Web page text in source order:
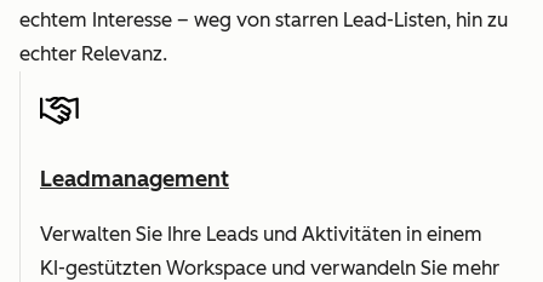
echtem Interesse – weg von starren Lead-Listen, hin zu
echter Relevanz.
Leadmanagement
Verwalten Sie Ihre Leads und Aktivitäten in einem
KI-gestützten Workspace und verwandeln Sie mehr